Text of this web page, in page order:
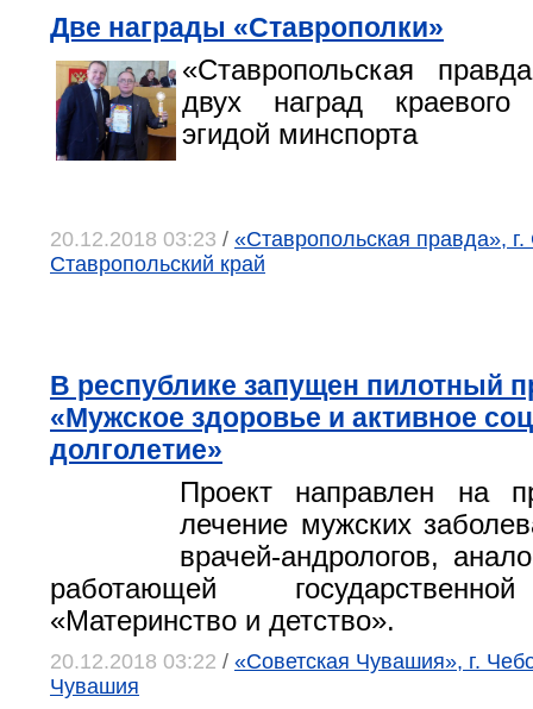
Две награды «Ставрополки»
«Ставропольская
двух наград краевого
эгидой минспорта
20.12.2018 03:23 / «Ставропольская правда»,
Ставропольский край
В республике запущен пилотный
«Мужское здоровье и активное
долголетие»
Проект направлен на
лечение мужских
врачей-андрологов,
работающей
«Материнство и детство».
20.12.2018 03:22 / «Советская Чувашия», г.
Чувашия